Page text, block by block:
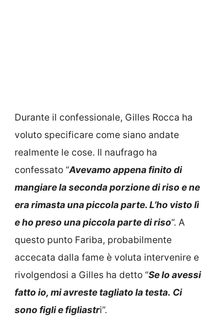
Durante il confessionale, Gilles Rocca ha
voluto specificare come siano andate
realmente le cose. Il naufrago ha
confessato “Avevamo appena finito di
mangiare la seconda porzione di riso e ne
era rimasta una piccola parte. L’ho visto lì
e ho preso una piccola parte di riso“. A
questo punto Fariba, probabilmente
accecata dalla fame è voluta intervenire e
rivolgendosi a Gilles ha detto “Se lo avessi
fatto io, mi avreste tagliato la testa. Ci
sono figli e figliastri”.